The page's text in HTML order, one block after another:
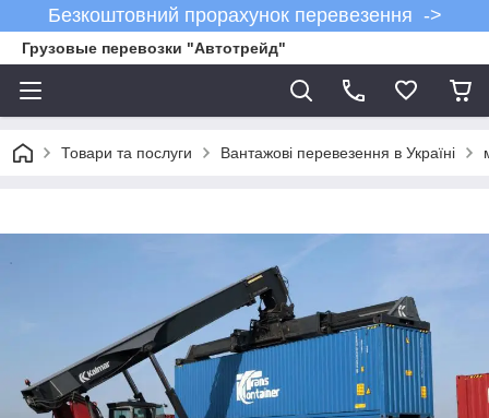
Безкоштовний прорахунок перевезення ->
Грузовые перевозки "Автотрейд"
Товари та послуги Вантажові перевезення в Україні